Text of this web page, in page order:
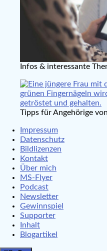
Infos & interessante
Tipps für Angehörige
Impressum
Datenschutz
Bildlizenzen
Kontakt
Über mich
MS-Flyer
Podcast
Newsletter
Gewinnspiel
Supporter
Inhalt
Blogartikel